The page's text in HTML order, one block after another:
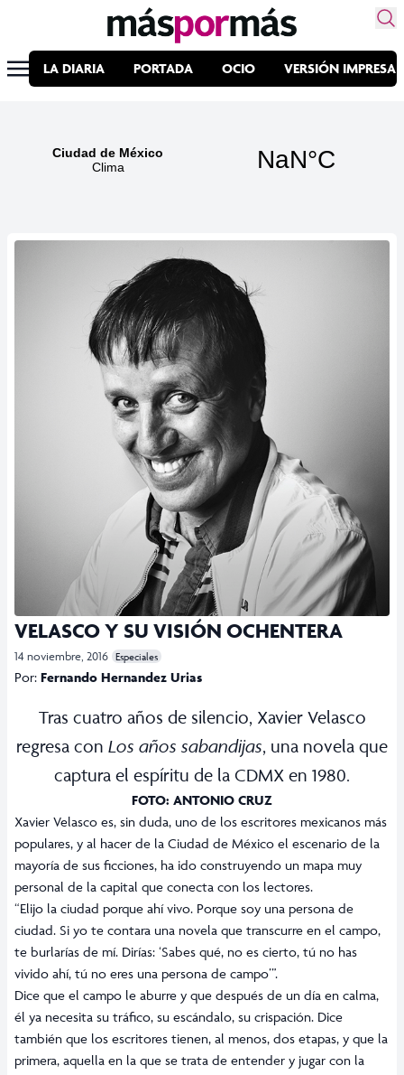
LA DIARIA PORTADA OCIO VERSIÓN IMPRESA
VELASCO Y SU VISIÓN OCHENTERA
14 noviembre, 2016 Especiales
Por: Fernando Hernandez Urias
Tras cuatro años de silencio, Xavier Velasco
regresa con Los años sabandijas, una novela que
captura el espíritu de la CDMX en 1980.
FOTO: ANTONIO CRUZ
Xavier Velasco es, sin duda, uno de los escritores mexicanos más
populares, y al hacer de la Ciudad de México el escenario de la
mayoría de sus ficciones, ha ido construyendo un mapa muy
personal de la capital que conecta con los lectores.
“Elijo la ciudad porque ahí vivo. Porque soy una persona de
ciudad. Si yo te contara una novela que transcurre en el campo,
te burlarías de mí. Dirías: ‘Sabes qué, no es cierto, tú no has
vivido ahí, tú no eres una persona de campo’”.
Dice que el campo le aburre y que después de un día en calma,
él ya necesita su tráfico, su escándalo, su crispación. Dice
también que los escritores tienen, al menos, dos etapas, y que la
primera, aquella en la que se trata de entender y jugar con la